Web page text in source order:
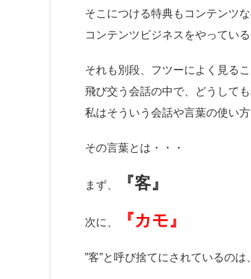
そこにつける特典もコンテンツ
コンテンツビジネスをやっている
それも別段、フツーによく見る
飛び交う会話の中で、どうして
私はそういう会話や言葉の使い
その言葉とは・・・
まず、 『客』
次に、 『カモ』
”客”と呼び捨てにされているの